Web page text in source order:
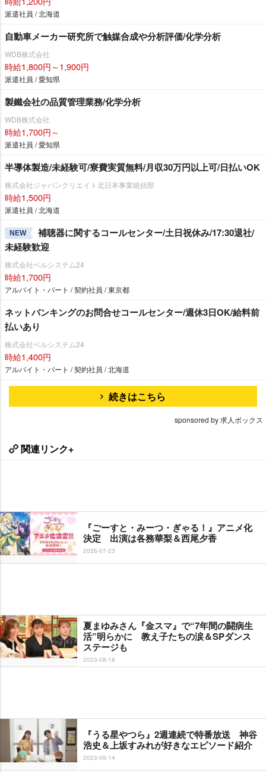
派遣社員 / 北海道
自動車メーカー研究所で触媒合成や分析評価/化学分析
WDB株式会社
時給1,800円～1,900円
派遣社員 / 愛知県
製鐵会社の品質管理業務/化学分析
WDB株式会社
時給1,700円～
派遣社員 / 愛知県
半導体製造/未経験可/寮費実質無料/月収30万円以上可/日払いOK
株式会社ジャパンクリエイト北日本事業統括部
時給1,500円
派遣社員 / 北海道
NEW
補聴器に関するコールセンター/土日祝休み/17:30退社/
未経験歓迎
株式会社ベルシステム24
時給1,700円
アルバイト・パート / 契約社員 / 東京都
ネットバンキングのお問合せコールセンター/週休3日OK/給料前
払いあり
株式会社ベルシステム24
時給1,400円
アルバイト・パート / 契約社員 / 北海道
続きはこちら
sponsored by 求人ボックス
関連リンク+
『ごーすと・みーつ・ぎゃる！』アニメ化
決定 出演は各務華梨＆西尾夕香
2026-07-23
夏まゆみさん『金スマ』で“7年間の闘病生
活”明らかに 教え子たちの涙＆SPダンス
ステージも
2023-08-18
『うる星やつら』2週連続で特番放送 神谷
浩史＆上坂すみれが好きなエピソード紹介
2023-09-14